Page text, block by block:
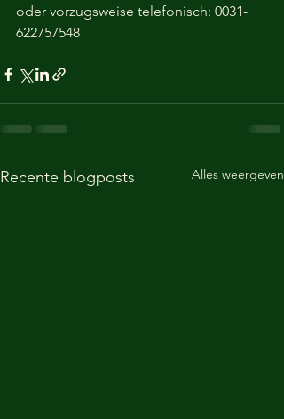
oder vorzugsweise telefonisch: 0031-
622757548
Recente blogposts Alles weergeven